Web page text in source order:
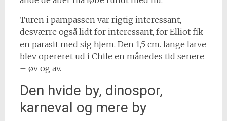
Turen i pampassen var rigtig interessant,
desværre også lidt for interessant, for Elliot fik
en parasit med sig hjem. Den 1,5 cm. lange larve
blev opereret ud i Chile en månedes tid senere
– øv og av.
Den hvide by, dinospor,
karneval og mere by